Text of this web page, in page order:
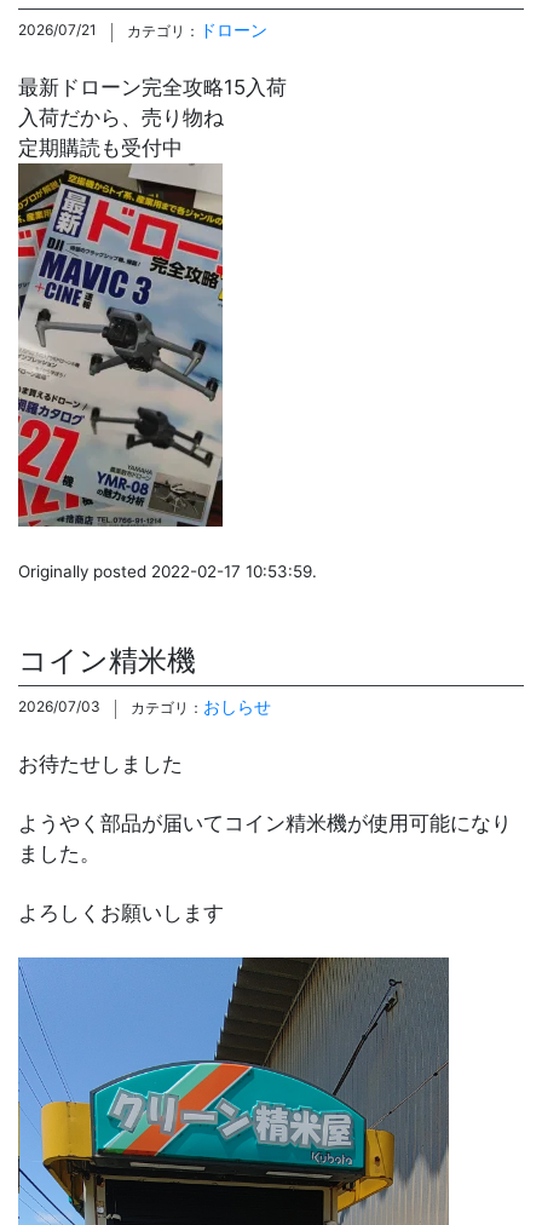
2026/07/21 カテゴリ： ドローン
最新ドローン完全攻略15入荷
入荷だから、売り物ね
定期購読も受付中
Originally posted 2022-02-17 10:53:59.
コイン精米機
2026/07/03 カテゴリ： おしらせ
お待たせしました
ようやく部品が届いてコイン精米機が使用可能になり
ました。
よろしくお願いします